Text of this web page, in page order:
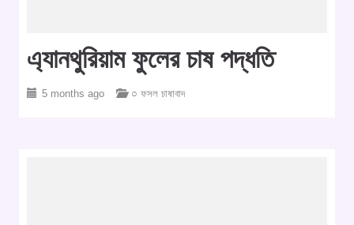
এ্যানথুরিয়াম ফুলের চাষ পদ্ধতি
5 months ago ○ ফসল চাষাবাদ